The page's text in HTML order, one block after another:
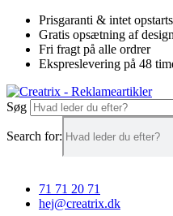
Videre
indhold
Prisgaranti & intet
Gratis opsætning af design
Fri fragt på alle ordrer
Ekspreslevering på 48
Søg
Search for:
71 71 20 71
hej@creatrix.dk